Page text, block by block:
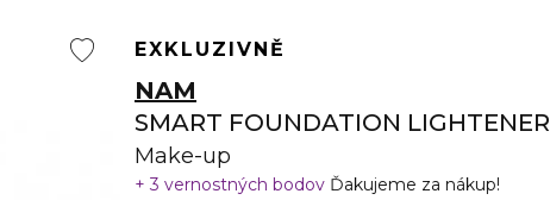
EXKLUZIVNĚ
NAM
SMART FOUNDATION LIGHTENER
Make-up
3 vernostných bodov Ďakujeme za nákup!